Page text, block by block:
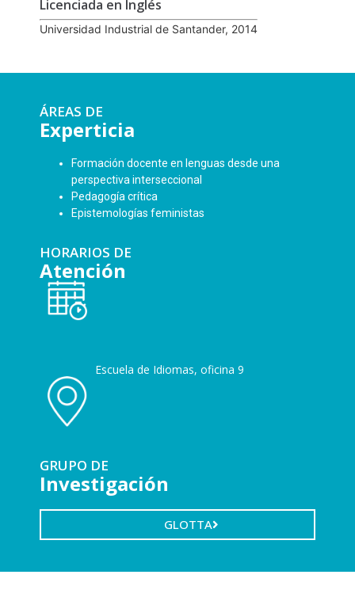
Licenciada en Inglés
Universidad Industrial de Santander, 2014
ÁREAS DE
Experticia
Formación docente en lenguas desde una
perspectiva interseccional
Pedagogía crítica
Epistemologías feministas
HORARIOS DE
Atención
Escuela de Idiomas, oficina 9
GRUPO DE
Investigación
GLOTTA